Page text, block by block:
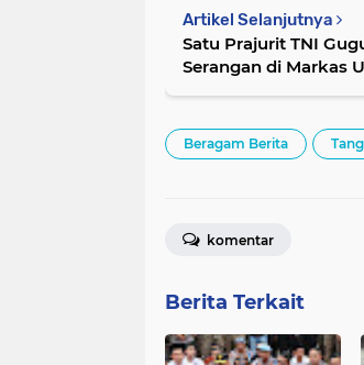
Artikel Selanjutnya
Satu Prajurit TNI
Serangan di Markas
Beragam Berita
komentar
Berita Terkait